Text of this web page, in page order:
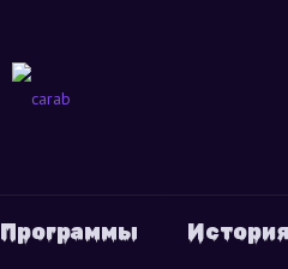
Программы